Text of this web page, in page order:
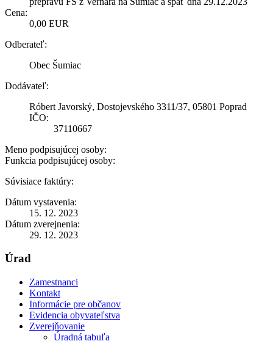
Cena:
0,00 EUR
Odberateľ:
Obec Šumiac
Dodávateľ:
Róbert Javorský, Dostojevského 3311/37, 05801 Poprad
IČO:
37110667
Meno podpisujúcej osoby:
Funkcia podpisujúcej osoby:
Súvisiace faktúry:
Dátum vystavenia:
15. 12. 2023
Dátum zverejnenia:
29. 12. 2023
Úrad
Zamestnanci
Kontakt
Informácie pre občanov
Evidencia obyvateľstva
Zverejňovanie
Úradná tabuľa